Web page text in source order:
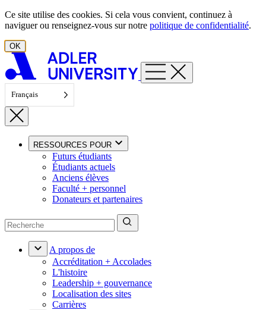
Aller au contenu
Ce site utilise des cookies. Si cela vous convient, continuez à
naviguer ou renseignez-vous sur notre politique de confidentialité.
OK
Français
RESSOURCES POUR
Futurs étudiants
Étudiants actuels
Anciens élèves
Faculté + personnel
Donateurs et partenaires
A propos de
Accréditation + Accolades
L'histoire
Leadership + gouvernance
Localisation des sites
Carrières